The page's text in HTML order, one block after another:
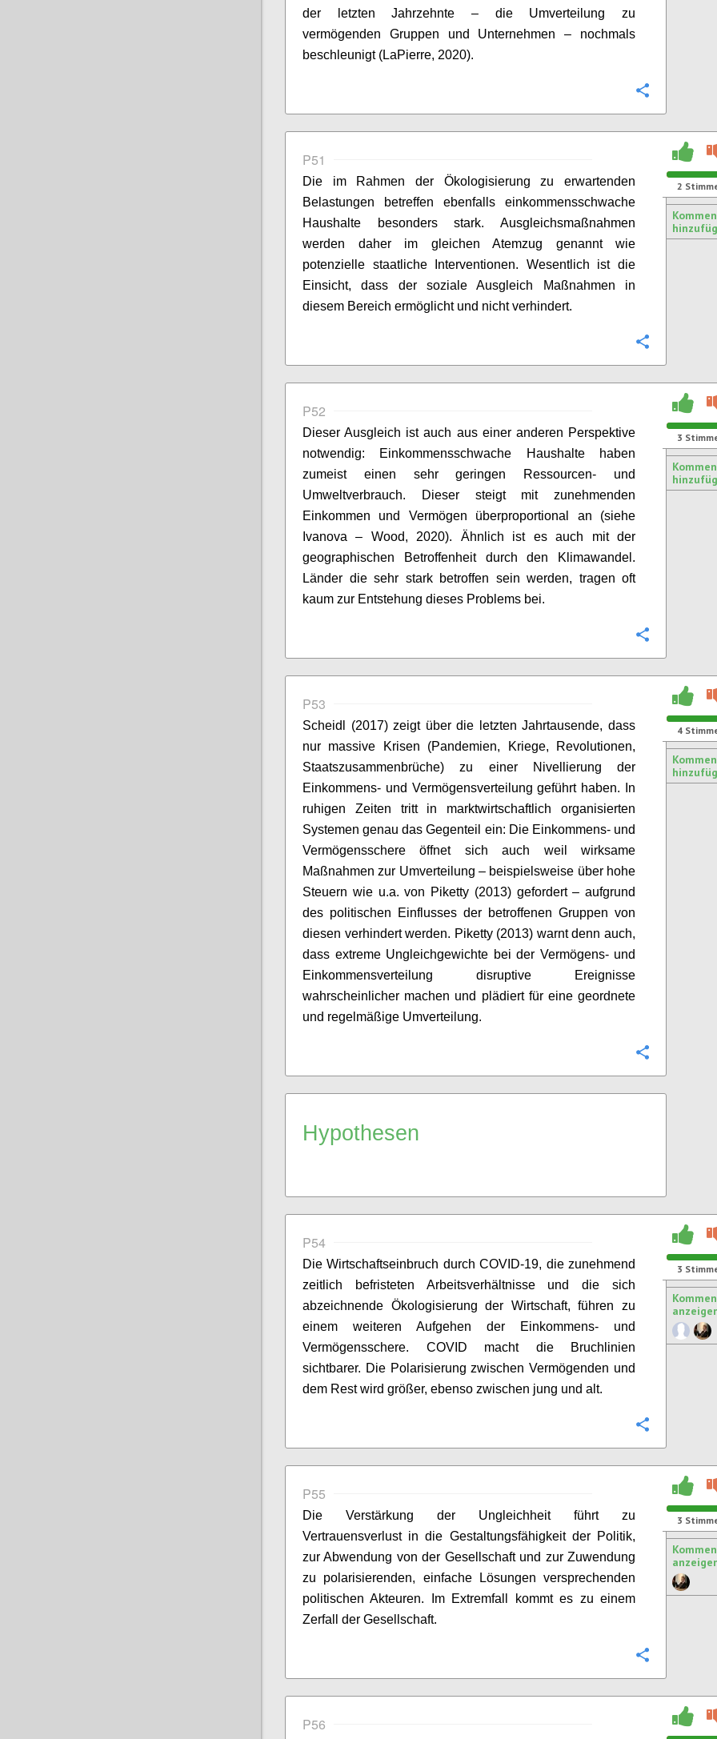
der letzten Jahrzehnte – die Umverteilung zu
vermögenden Gruppen und Unternehmen – nochmals
beschleunigt (LaPierre, 2020).
P51
Die im Rahmen der Ökologisierung zu erwartenden
Belastungen betreffen ebenfalls einkommensschwache
Haushalte besonders stark. Ausgleichsmaßnahmen
werden daher im gleichen Atemzug genannt wie
potenzielle staatliche Interventionen. Wesentlich ist die
Einsicht, dass der soziale Ausgleich Maßnahmen in
diesem Bereich ermöglicht und nicht verhindert.
2
P52
Dieser Ausgleich ist auch aus einer anderen Perspektive
notwendig: Einkommensschwache Haushalte haben
zumeist einen sehr geringen Ressourcen- und
Umweltverbrauch. Dieser steigt mit zunehmenden
Einkommen und Vermögen überproportional an (siehe
Ivanova – Wood, 2020). Ähnlich ist es auch mit der
geographischen Betroffenheit durch den Klimawandel.
Länder die sehr stark betroffen sein werden, tragen oft
kaum zur Entstehung dieses Problems bei.
3
P53
Scheidl
(2017) zeigt über die letzten Jahrtausende, dass
nur massive Krisen (Pandemien, Kriege, Revolutionen,
Staatszusammenbrüche) zu einer Nivellierung der
Einkommens- und Vermögensverteilung geführt haben. In
ruhigen Zeiten tritt in marktwirtschaftlich organisierten
Systemen genau das Gegenteil ein: Die Einkommens- und
Vermögensschere öffnet sich auch weil wirksame
Maßnahmen zur Umverteilung – beispielsweise über hohe
Steuern wie u.a. von Piketty (2013) gefordert – aufgrund
des politischen Einflusses der betroffenen Gruppen von
diesen verhindert werden. Piketty(2013) warnt denn auch,
dass extreme Ungleichgewichte bei der Vermögens- und
Einkommensverteilung disruptive Ereignisse
wahrscheinlicher machen und plädiert für eine geordnete
und regelmäßige Umverteilung.
4
Hypothesen
P54
Die Wirtschaftseinbruch durch COVID-19, die zunehmend
zeitlich befristeten Arbeitsverhältnisse und die sich
abzeichnende Ökologisierung der Wirtschaft, führen zu
einem weiteren Aufgehen der Einkommens- und
Vermögensschere. COVID macht die Bruchlinien
sichtbarer. Die Polarisierung zwischen Vermögenden und
dem Rest wird größer, ebenso zwischen jung und alt.
3
P55
Die Verstärkung der Ungleichheit führt zu
Vertrauensverlust in die Gestaltungsfähigkeit der Politik,
zur Abwendung von der Gesellschaft und zur Zuwendung
zu polarisierenden, einfache Lösungen versprechenden
politischen Akteuren. Im Extremfall kommt es zu einem
Zerfall der Gesellschaft.
3
P56